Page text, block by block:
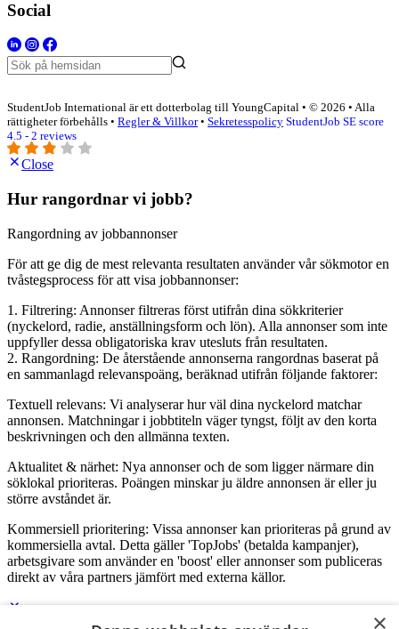
Social
StudentJob International är ett dotterbolag till YoungCapital • © 2026 • Alla
rättigheter förbehålls • Regler & Villkor• Sekretesspolicy StudentJob SE score
4.5 - 2 reviews
Close
Hur rangordnar vi jobb?
Rangordning av jobbannonser
För att ge dig de mest relevanta resultaten använder vår sökmotor en
tvåstegsprocess för att visa jobbannonser:
1. Filtrering: Annonser filtreras först utifrån dina sökkriterier
(nyckelord, radie, anställningsform och lön). Alla annonser som inte
uppfyller dessa obligatoriska krav utesluts från resultaten.
2. Rangordning: De återstående annonserna rangordnas baserat på
en sammanlagd relevanspoäng, beräknad utifrån följande faktorer:
Textuell relevans: Vi analyserar hur väl dina nyckelord matchar
annonsen. Matchningar i jobbtiteln väger tyngst, följt av den korta
beskrivningen och den allmänna texten.
Aktualitet & närhet: Nya annonser och de som ligger närmare din
söklokal prioriteras. Poängen minskar ju äldre annonsen är eller ju
större avståndet är.
Kommersiell prioritering: Vissa annonser kan prioriteras på grund av
kommersiella avtal. Detta gäller 'TopJobs' (betalda kampanjer),
arbetsgivare som använder en 'boost' eller annonser som publiceras
direkt av våra partners jämfört med externa källor.
×